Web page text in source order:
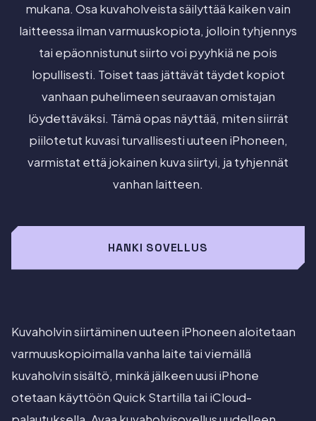
mukana. Osa kuvaholveista säilyttää kaiken vain
laitteessa ilman varmuuskopiota, jolloin tyhjennys
tai epäonnistunut siirto voi pyyhkiä ne pois
lopullisesti. Toiset taas jättävät täydet kopiot
vanhaan puhelimeen seuraavan omistajan
löydettäväksi. Tämä opas näyttää, miten siirrät
piilotetut kuvasi turvallisesti uuteen iPhoneen,
varmistat että jokainen kuva siirtyi, ja tyhjennät
vanhan laitteen.
HANKI SOVELLUS
Kuvaholvin siirtäminen uuteen iPhoneen aloitetaan
varmuuskopioimalla vanha laite tai viemällä
kuvaholvin sisältö, minkä jälkeen uusi iPhone
otetaan käyttöön Quick Startilla tai iCloud-